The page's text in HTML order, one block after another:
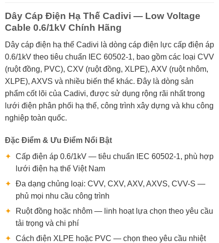
Dây Cáp Điện Hạ Thế Cadivi — Low Voltage
Cable 0.6/1kV Chính Hãng
Dây cáp điện hạ thế Cadivi là dòng cáp điện lực cấp điện áp
0.6/1kV theo tiêu chuẩn IEC 60502-1, bao gồm các loại CVV
(ruột đồng, PVC), CXV (ruột đồng, XLPE), AXV (ruột nhôm,
XLPE), AXVS và nhiều biến thể khác. Đây là dòng sản
phẩm cốt lõi của Cadivi, được sử dụng rộng rãi nhất trong
lưới điện phân phối hạ thế, công trình xây dựng và khu công
nghiệp toàn quốc.
Đặc Điểm & Ưu Điểm Nổi Bật
✦ Cấp điện áp 0.6/1kV — tiêu chuẩn IEC 60502-1, phù hợp
lưới điện hạ thế Việt Nam
✦ Đa dạng chủng loại: CVV, CXV, AXV, AXVS, CVV-S —
phủ mọi nhu cầu công trình
✦
Ruột đồng hoặc nhôm — linh hoạt lựa chọn theo yêu cầu
tải trọng và chi phí
✦ Cách điện XLPE hoặc PVC — chọn theo yêu cầu nhiệt